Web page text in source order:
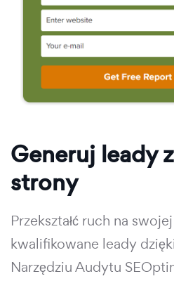
Generuj leady
strony
Przekształć ruch na
kwalifikowane leady
Narzędziu Audytu